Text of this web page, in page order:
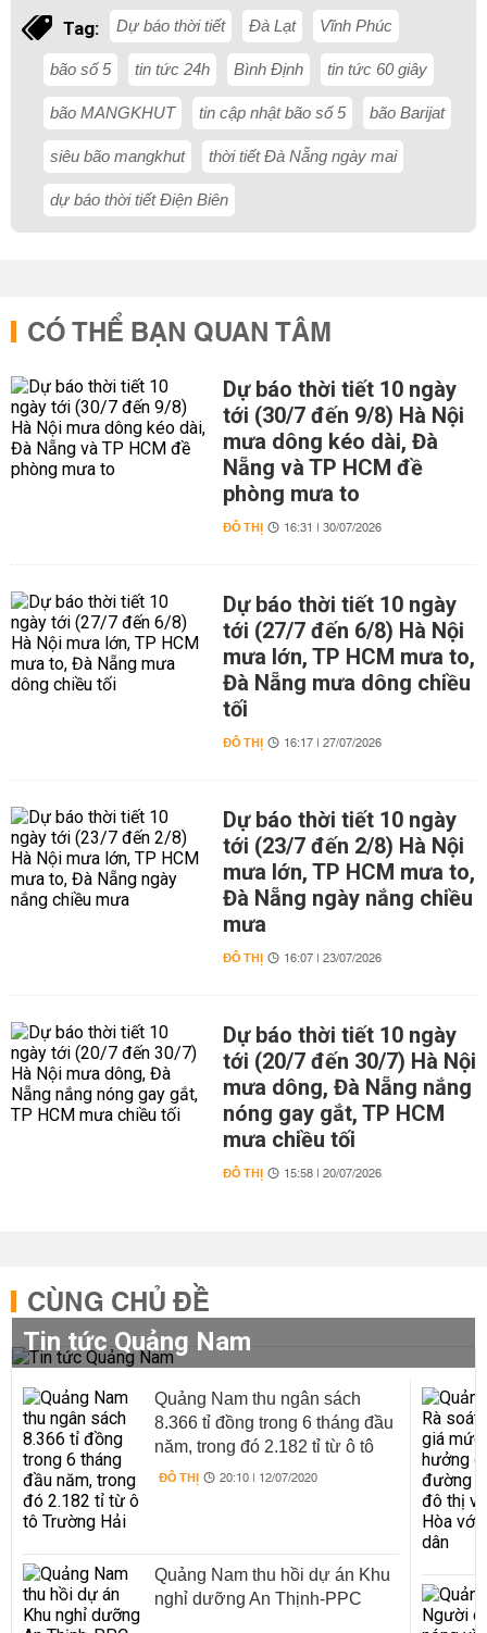
Tag: Dự báo thời tiết Đà Lạt Vĩnh Phúc
bão số 5 tin tức 24h Bình Định tin tức 60 giây
bão MANGKHUT tin cập nhật bão số 5 bão Barijat
siêu bão mangkhut thời tiết Đà Nẵng ngày mai
dự báo thời tiết Điện Biên
CÓ THỂ BẠN QUAN TÂM
Dự báo thời tiết 10 ngày
tới (30/7 đến 9/8) Hà Nội
mưa dông kéo dài, Đà
Nẵng và TP HCM đề
phòng mưa to
ĐÔ THỊ 16:31 | 30/07/2026
Dự báo thời tiết 10 ngày
tới (27/7 đến 6/8) Hà Nội
mưa lớn, TP HCM mưa to,
Đà Nẵng mưa dông chiều
tối
ĐÔ THỊ 16:17 | 27/07/2026
Dự báo thời tiết 10 ngày
tới (23/7 đến 2/8) Hà Nội
mưa lớn, TP HCM mưa to,
Đà Nẵng ngày nắng chiều
mưa
ĐÔ THỊ 16:07 | 23/07/2026
Dự báo thời tiết 10 ngày
tới (20/7 đến 30/7) Hà Nội
mưa dông, Đà Nẵng nắng
nóng gay gắt, TP HCM
mưa chiều tối
ĐÔ THỊ 15:58 | 20/07/2026
CÙNG CHỦ ĐỀ
Tin tức Quảng Nam
Quảng Nam thu ngân sách
8.366 tỉ đồng trong 6 tháng đầu
năm, trong đó 2.182 tỉ từ ô tô
Trường Hải
ĐÔ THỊ 20:10 | 12/07/2020
Quảng Nam thu hồi dự án Khu
nghỉ dưỡng An Thịnh-PPC